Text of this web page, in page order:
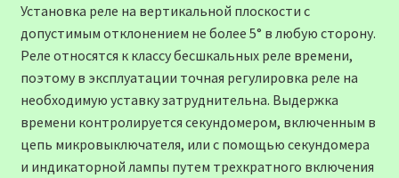
Установка реле на вертикальной плоскости с
допустимым отклонением не более 5° в любую сторону.
Реле относятся к классу бесшкальных реле времени,
поэтому в эксплуатации точная регулировка реле на
необходимую уставку затруднительна. Выдержка
времени контролируется секундомером, включенным в
цепь микровыключателя, или с помощью секундомера
и индикаторной лампы путем трехкратного включения